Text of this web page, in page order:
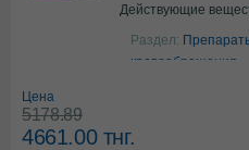
Действующие
Аргинин
Раздел:
кровообращения
Цена
5178.89
4661.00тнг.